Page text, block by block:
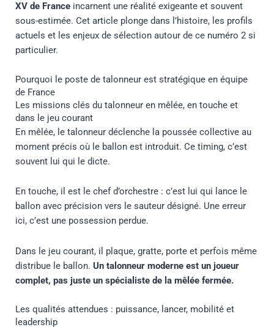
XV de Franceincarnent une réalité exigeante et souvent
sous-estimée. Cet article plonge dans l’histoire, les profils
actuels et les enjeux de sélection autour de ce numéro 2 si
particulier.
Pourquoi le poste de talonneur est stratégique en équipe
de France
Les missions clés du talonneur en mêlée, en touche et
dans le jeu courant
En mêlée, le talonneur déclenche la poussée collective au
moment précis où le ballon est introduit. Ce timing, c’est
souvent lui qui le dicte.
En touche, il est le chef d’orchestre : c’est lui qui lance le
ballon avec précision vers le sauteur désigné. Une erreur
ici, c’est une possession perdue.
Dans le jeu courant, il plaque, gratte, porte et perfois même
distribue le ballon. Un talonneur moderne est un joueur
complet, pas juste un spécialiste de la mêlée fermée.
Les qualités attendues : puissance, lancer, mobilité et
leadership